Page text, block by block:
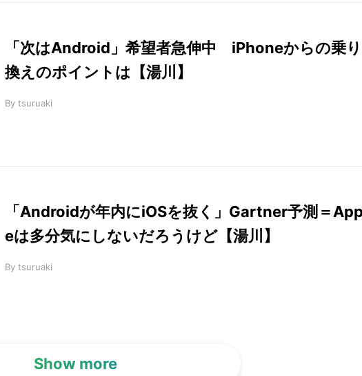
「次はAndroid」希望者急伸中 iPhoneからの乗り
換えのポイントは【湯川】
By tsuruaki
「Androidが年内にiOSを抜く」Gartner予測＝
eは多分気にしないだろうけど【湯川】
By tsuruaki
Show more